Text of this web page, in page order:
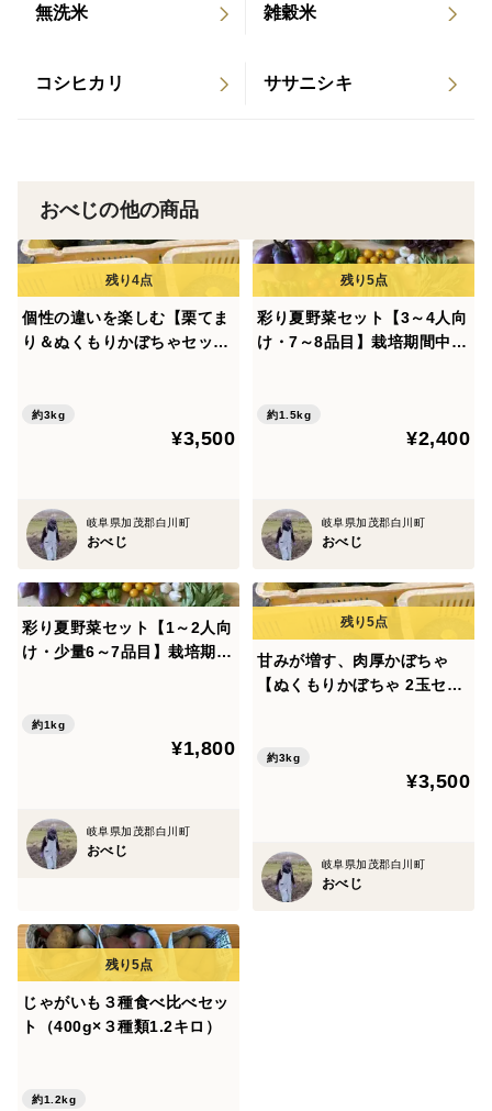
多くのサポートをいただき、無事に販売するに至りまし
※機械での選別後、手選別を行いますが、農薬に頼らず
育てているため、不揃い粒や虫食いの粒が混じることが
あります。ご了承いただけますと幸いです。
無洗米 雑穀米
コシヒカリ ササニシキ
おべじの他の商品
個性の違いを楽しむ【栗てま
り＆ぬくもりかぼちゃセッ
約3kg
¥3,500
岐阜県加茂郡白川町
おべじ
彩り夏野菜セット【3～4人向
け・7～8品目】栽培期間中
約1.5kg
¥2,400
岐阜県加茂郡白川町
おべじ
彩り夏野菜セット【1～2人向
け・少量6～7品目】栽培期間
約1kg
¥1,800
岐阜県加茂郡白川町
おべじ
甘みが増す、肉厚かぼちゃ
【ぬくもりかぼちゃ 2玉セッ
約3kg
¥3,500
岐阜県加茂郡白川町
おべじ
じゃがいも３種食べ比べセッ
ト（400g×３種類1.2キロ）
約1.2kg